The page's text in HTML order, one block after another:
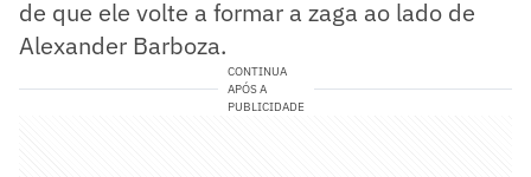
de que ele volte a formar a zaga ao lado de
Alexander Barboza.
CONTINUA
APÓS A
PUBLICIDADE